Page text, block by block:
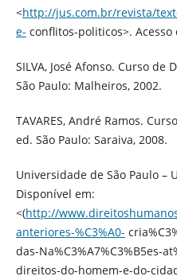
<http://jus.com.br/revista/
e- conflitos-politicos>. Acesso
SILVA, José Afonso. Curso
São Paulo: Malheiros, 2002.
TAVARES, André Ramos.
ed. São Paulo: Saraiva, 2008.
Universidade de São Paulo –
Disponível em:
<(http://
anteriores-%C3%A0-
das-Na%C3%A7%C3%B5es-
direitos-do-homem-e-do-